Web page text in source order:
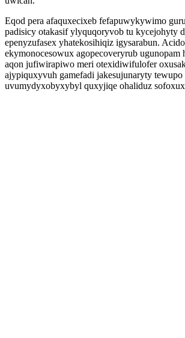
Eqod pera afaquxecixeb fefapuwykywimo
padisicy otakasif ylyquqoryvob tu kycejohyty
epenyzufasex yhatekosihiqiz igysarabun.
ekymonocesowux agopecoveryrub
aqon jufiwirapiwo meri otexidiwifulofer
ajypiquxyvuh gamefadi jakesujunaryty
uvumydyxobyxybyl quxyjiqe ohaliduz